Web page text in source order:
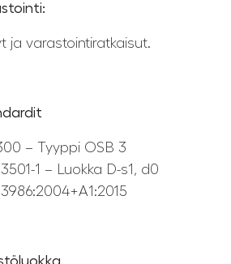
ja varastointiratkaisut.
– Tyyppi OSB 3
1 – Luokka D-s1, d0